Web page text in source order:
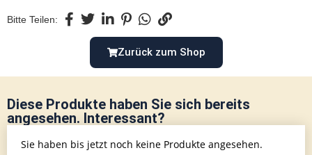
Bitte Teilen:
Zurück zum Shop
Diese Produkte haben Sie sich bereits
angesehen. Interessant?
Sie haben bis jetzt noch keine Produkte angesehen.